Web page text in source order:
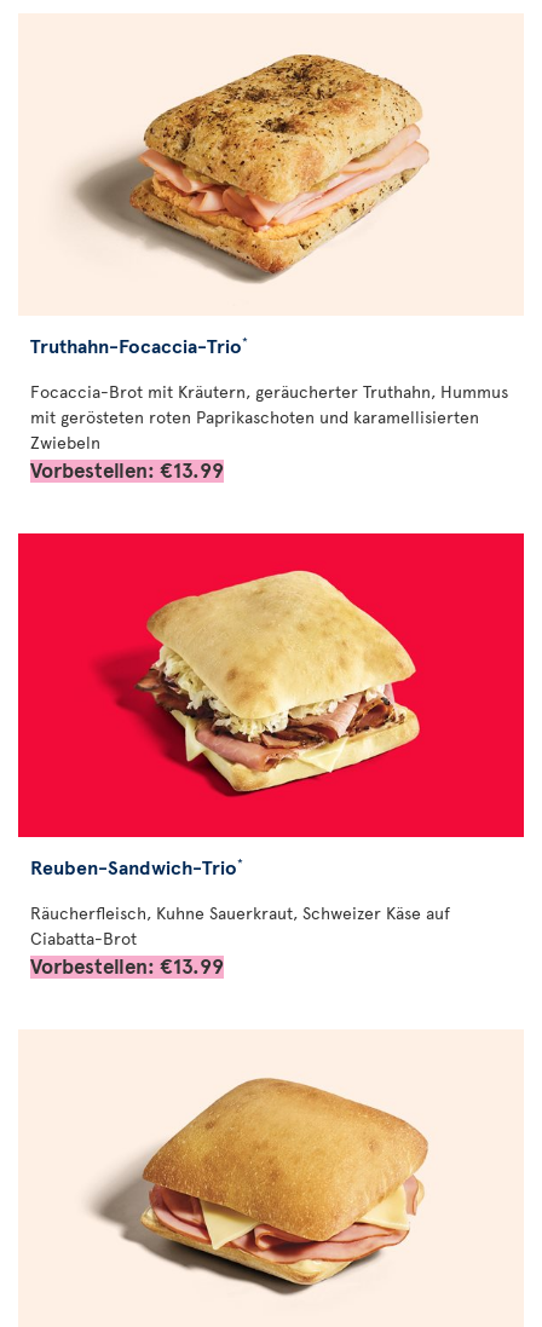
Truthahn-Focaccia-Trio*
Focaccia-Brot mit Kräutern, geräucherter Truthahn, Hummus
mit gerösteten roten Paprikaschoten und karamellisierten
Zwiebeln
Vorbestellen: €13.99
Reuben-Sandwich-Trio*
Räucherfleisch, Kuhne Sauerkraut, Schweizer Käse auf
Ciabatta-Brot
Vorbestellen: €13.99